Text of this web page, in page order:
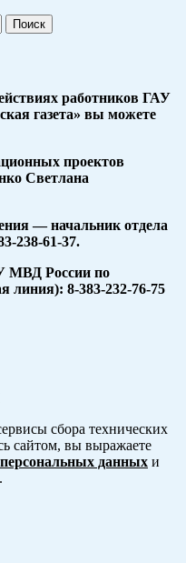
работников ГАУ
газета» вы можете
проектов
Светлана
— начальник отдела
238-61-37.
МВД России по
линия): 8-383-232-76-75
сбора технических
сайтом, вы выражаете
данных и